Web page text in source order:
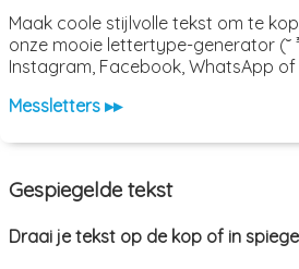
Maak coole stijlvolle tekst om te
onze mooie lettertype-generator (˘
Instagram, Facebook, WhatsApp
Messletters ▸▸
Gespiegelde tekst
Draai je tekst op de kop of in